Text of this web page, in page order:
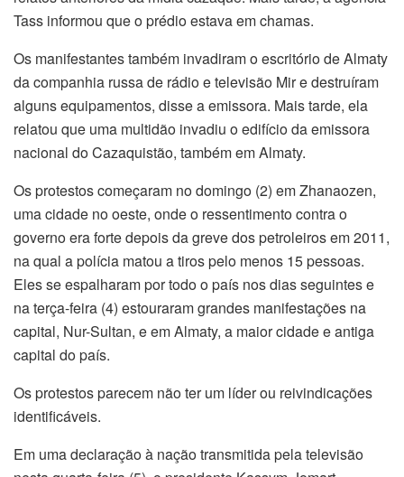
Tass informou que o prédio estava em chamas.
Os manifestantes também invadiram o escritório de Almaty
da companhia russa de rádio e televisão Mir e destruíram
alguns equipamentos, disse a emissora. Mais tarde, ela
relatou que uma multidão invadiu o edifício da emissora
nacional do Cazaquistão, também em Almaty.
Os protestos começaram no domingo (2) em Zhanaozen,
uma cidade no oeste, onde o ressentimento contra o
governo era forte depois da greve dos petroleiros em 2011,
na qual a polícia matou a tiros pelo menos 15 pessoas.
Eles se espalharam por todo o país nos dias seguintes e
na terça-feira (4) estouraram grandes manifestações na
capital, Nur-Sultan, e em Almaty, a maior cidade e antiga
capital do país.
Os protestos parecem não ter um líder ou reivindicações
identificáveis.
Em uma declaração à nação transmitida pela televisão